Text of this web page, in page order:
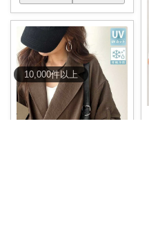
10,000件以上